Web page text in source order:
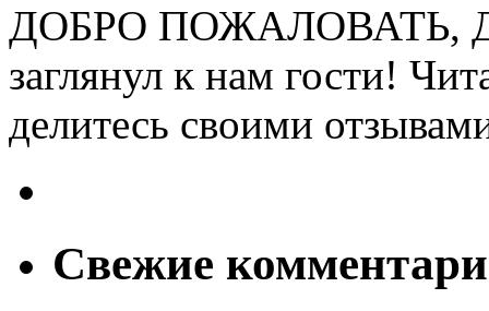
ДОБРО ПОЖАЛОВАТЬ,
заглянул к нам гости!
делитесь своими
Свежие